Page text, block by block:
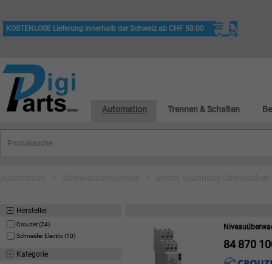
KOSTENLOSE Lieferung innerhalb der Schweiz ab CHF 50.00
Automation Trennen & Schalten
Hersteller
Crouzet (24)
Schneider Electric (10)
Kategorie
84 870